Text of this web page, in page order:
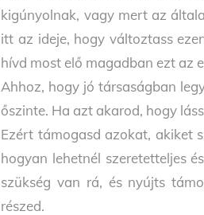
kigúnyolnak, vagy mert az
itt az ideje, hogy változtass
hívd most elő magadban ezt az
Ahhoz, hogy jó társaságban
őszinte. Ha azt akarod, hogy
Ezért támogasd azokat, akiket
hogyan lehetnél szeretetteljes
szükség van rá, és nyújts
részed.